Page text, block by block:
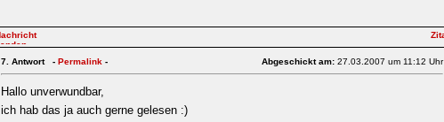
7. Antwort - Permalink - Abgeschickt am: 27.03.2007 um 11:12 Uhr
Hallo unverwundbar,
ich hab das ja auch gerne gelesen :)